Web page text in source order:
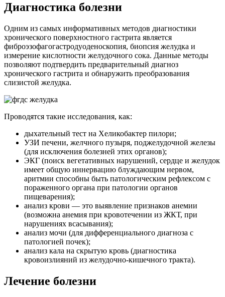
Диагностика болезни
Одним из самых информативных методов диагностики
хронического поверхностного гастрита является
фиброэзофагогастродуоденоскопия, биопсия желудка и
измерение кислотности желудочного сока. Данные методы
позволяют подтвердить предварительный диагноз
хронического гастрита и обнаружить преобразования
слизистой желудка.
Проводятся такие исследования, как:
дыхательный тест на Хеликобактер пилори;
УЗИ печени, желчного пузыря, поджелудочной железы
(для исключения болезней этих органов);
ЭКГ (поиск вегетативных нарушений, сердце и желудок
имеет общую иннервацию блуждающим нервом,
аритмии способны быть патологическим рефлексом с
пораженного органа при патологии органов
пищеварения);
анализ крови — это выявление признаков анемии
(возможна анемия при кровотечении из ЖКТ, при
нарушениях всасывания);
анализ мочи (для дифференциального диагноза с
патологией почек);
анализ кала на скрытую кровь (диагностика
кровоизлияний из желудочно-кишечного тракта).
Лечение болезни